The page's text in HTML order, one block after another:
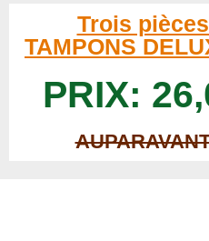
Trois
TAMPONS
PRIX: